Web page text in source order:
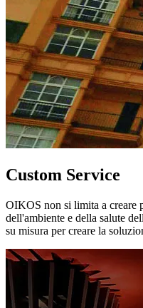
Custom Service
OIKOS non si limita a creare
dell'ambiente e della salute
su misura per creare la